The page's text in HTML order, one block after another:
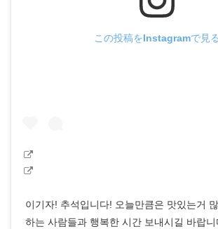
この投稿をInstagramで見る
이기자! 추석입니다! 오늘만큼은 맛있는거
하는 사람들과 행복한 시간 보내시길 바랍